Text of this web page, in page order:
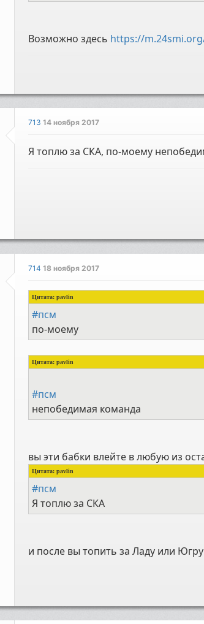
Возможно здесь https://
71314 ноября 2017
Я топлю за СКА, по-моему
71418 ноября 2017
Цитата:pavlin
#псм
по-моему
Цитата:pavlin
#псм
непобедимая команда
вы эти бабки влейте в любую из
Цитата:pavlin
#псм
Я топлю за СКА
и после вы топить за Ладу или Югру